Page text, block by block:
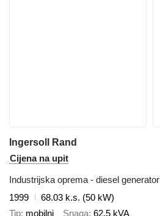
Ingersoll Rand
Cijena na upit
Industrijska oprema - diesel generator
1999
68.03 k.s. (50 kW)
Tip mobilni Snaga 62,5 kVA